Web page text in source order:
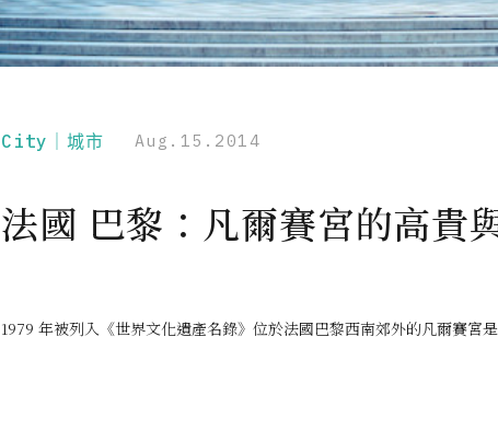
City｜城市 Aug.15.2014
法國 巴黎：凡爾賽宮的高貴
1979 年被列入《世界文化遺產名錄》位於法國巴黎西南郊外的凡爾賽宮